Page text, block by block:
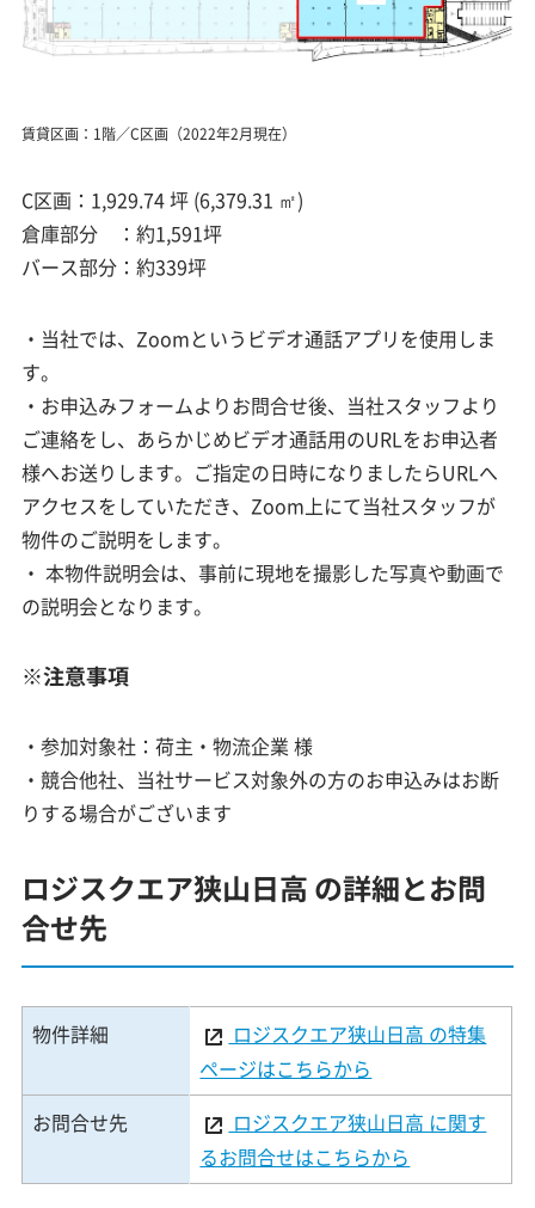
賃貸区画：1階／C区画（2022年2月現在）
C区画：1,929.74 坪 (6,379.31 ㎡)
倉庫部分 ：約1,591坪
バース部分：約339坪
・当社では、Zoomというビデオ通話アプリを使用しま
す。
・お申込みフォームよりお問合せ後、当社スタッフより
ご連絡をし、あらかじめビデオ通話用のURLをお申込者
様へお送りします。ご指定の日時になりましたらURLへ
アクセスをしていただき、Zoom上にて当社スタッフが
物件のご説明をします。
・ 本物件説明会は、事前に現地を撮影した写真や動画で
の説明会となります。
※注意事項
・参加対象社：荷主・物流企業 様
・競合他社、当社サービス対象外の方のお申込みはお断
りする場合がございます
ロジスクエア狭山日高 の詳細とお問
合せ先
物件詳細
ロジスクエア狭山日高 の特集
ページはこちらから
お問合せ先
ロジスクエア狭山日高 に関す
るお問合せはこちらから